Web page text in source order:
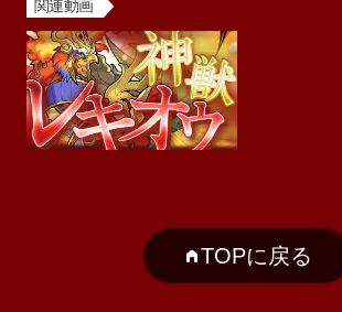
関連動画
TOPに戻る